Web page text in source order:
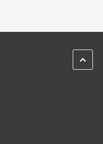
kartě
na nové kartě
ZPĚT